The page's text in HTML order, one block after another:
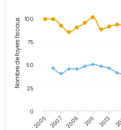
Nombre de foyers fiscaux
2005 2007 2009 2011 2013
0
25
50
75
100